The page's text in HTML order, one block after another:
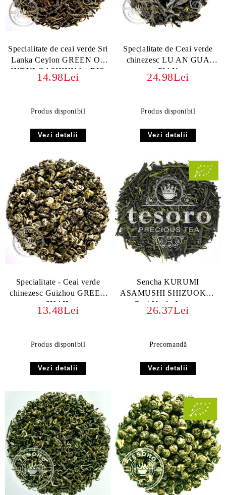
Specialitate de ceai verde Sri
Lanka Ceylon GREEN OP
INDULGASHINNA - BIO
ORGANIC
14.98Lei
Produs disponibil
Vezi detalii
Specialitate de Ceai verde
chinezesc LU AN GUA
PIAN
24.98Lei
Produs disponibil
Vezi detalii
Specialitate - Ceai verde
chinezesc Guizhou GREEN
SNAIL
13.48Lei
Produs disponibil
Vezi detalii
Sencha KURUMI
ASAMUSHI SHIZUOKA |
Ceai Verde Japonez
Premium BIO ORGANIC
26.37Lei
Precomandă
Vezi detalii